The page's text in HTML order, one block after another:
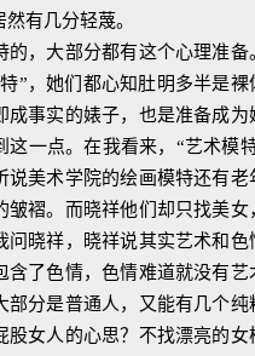
有几分轻蔑。
，大部分都有这个心理准备
”，她们都心知肚明多半是裸
成事实的婊子，也是准备成为
这一点。在我看来，“艺术模
说美术学院的绘画模特还有老
皱褶。而晓祥他们却只找美女
问晓祥，晓祥说其实艺术和色
含了色情，色情难道就没有艺
部分是普通人，又能有几个纯
股女人的心思？不找漂亮的女